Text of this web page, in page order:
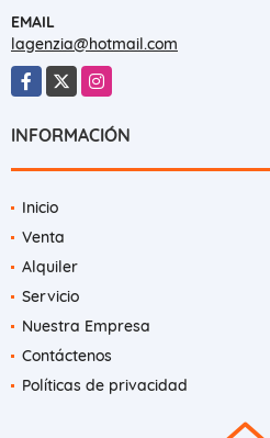
EMAIL
lagenzia@hotmail.com
Facebook
X Instagram
INFORMACIÓN
Inicio
Venta
Alquiler
Servicio
Nuestra Empresa
Contáctenos
Políticas de privacidad